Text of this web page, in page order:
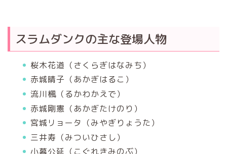
スラムダンクの主な登場人物
桜木花道（さくらぎはなみち）
赤城晴子（あかぎはるこ）
流川楓（るかわかえで）
赤城剛憲（あかぎたけのり）
宮城リョータ（みやぎりょうた）
三井寿（みついひさし）
小暮公延（こぐれきみのぶ）